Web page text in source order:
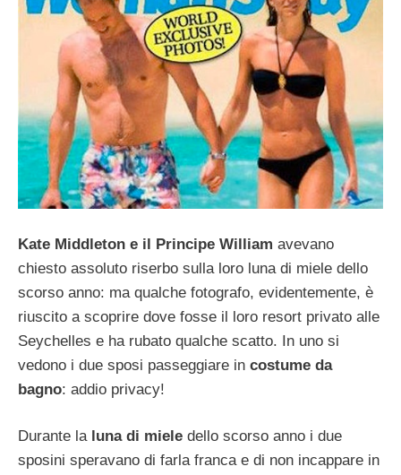
Kate Middleton e il Principe William avevano
chiesto assoluto riserbo sulla loro luna di miele dello
scorso anno: ma qualche fotografo, evidentemente, è
riuscito a scoprire dove fosse il loro resort privato alle
Seychelles e ha rubato qualche scatto. In uno si
vedono i due sposi passeggiare in costume da
bagno: addio privacy!
Durante la luna di miele dello scorso anno i due
sposini speravano di farla franca e di non incappare in